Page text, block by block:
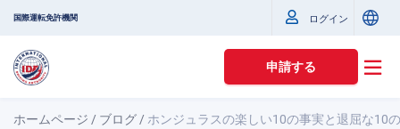
国際運転免許機関 ログイン
申請する
ホームページ / ブログ / ホンジュラスの楽しい10の事実と退屈な10